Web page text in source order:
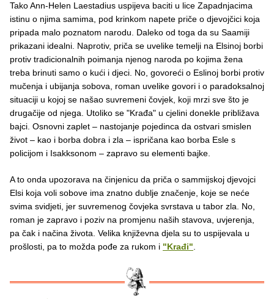
Tako Ann-Helen Laestadius uspijeva baciti u lice Zapadnjacima
istinu o njima samima, pod krinkom napete priče o djevojčici koja
pripada malo poznatom narodu. Daleko od toga da su Saamiji
prikazani idealni. Naprotiv, priča se uvelike temelji na Elsinoj borbi
protiv tradicionalnih poimanja njenog naroda po kojima žena
treba brinuti samo o kući i djeci. No, govoreći o Eslinoj borbi protiv
mučenja i ubijanja sobova, roman uvelike govori i o paradoksalnoj
situaciji u kojoj se našao suvremeni čovjek, koji mrzi sve što je
drugačije od njega. Utoliko se "Krađa" u cjelini donekle približava
bajci. Osnovni zaplet – nastojanje pojedinca da ostvari smislen
život – kao i borba dobra i zla – ispričana kao borba Esle s
policijom i Isakksonom – zapravo su elementi bajke.
A to onda upozorava na činjenicu da priča o sammijskoj djevojci
Elsi koja voli sobove ima znatno dublje značenje, koje se neće
svima svidjeti, jer suvremenog čovjeka svrstava u tabor zla. No,
roman je zapravo i poziv na promjenu naših stavova, uvjerenja,
pa čak i načina života. Velika književna djela su to uspijevala u
prošlosti, pa to možda pođe za rukom i "Krađi".